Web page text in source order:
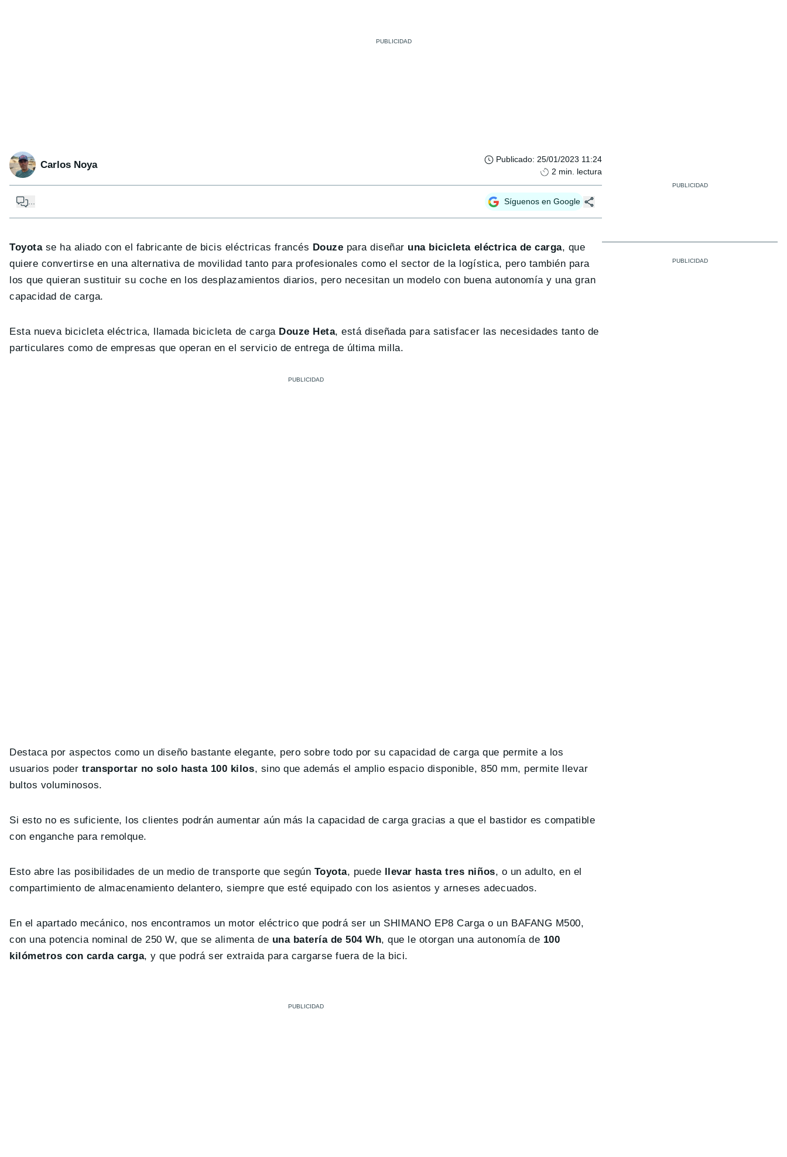
Carlos Noya Publicado: 25/01/2023 11:24
2 min. lectura
Síguenos en Google
Toyotase ha aliado con el fabricante de bicis eléctricas francés Douze para diseñar una bicicleta eléctrica de carga, que
quiere convertirse en una alternativa de movilidad tanto para profesionales como el sector de la logística, pero también para
los que quieran sustituir su coche en los desplazamientos diarios, pero necesitan un modelo con buena autonomía y una gran
capacidad de carga.
Esta nueva bicicleta eléctrica, llamada bicicleta de carga Douze Heta, está diseñada para satisfacer las necesidades tanto de
particulares como de empresas que operan en el servicio de entrega de última milla.
Destaca por aspectos como un diseño bastante elegante, pero sobre todo por su capacidad de carga que permite a los
usuarios poder transportar no solo hasta 100 kilos, sino que además el amplio espacio disponible, 850 mm, permite llevar
bultos voluminosos.
Si esto no es suficiente, los clientes podrán aumentar aún más la capacidad de carga gracias a que el bastidor es compatible
con enganche para remolque.
Esto abre las posibilidades de un medio de transporte que según Toyota, puede llevar hasta tres niños, o un adulto, en el
compartimiento de almacenamiento delantero, siempre que esté equipado con los asientos y arneses adecuados.
En el apartado mecánico, nos encontramos un motor eléctrico que podrá ser un SHIMANO EP8 Carga o un BAFANG M500,
con una potencia nominal de 250 W, que se alimenta de una batería de 504 Wh, que le otorgan una autonomía de 100
kilómetros con carda carga, y que podrá ser extraida para cargarse fuera de la bici.